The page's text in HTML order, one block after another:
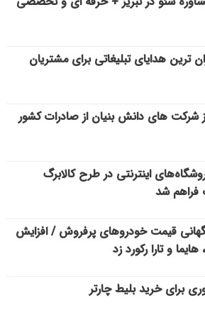
ترین هدایای تبلیغاتی برای مشتریان
شرکت های دانش بنیان از صادرات کشور
اینترنتی در طرح کالابرگ
فراهم شد
قیمت خودروهای پرفروش / افزایش
و تارا رکورد زد
برای خرید بلیط چارتر